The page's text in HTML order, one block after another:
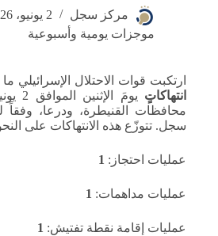
مركز سجل
2 يونيو، 2026
موجزات يومية وأسبوعية
ارتكبت قوات الاحتلال الإسرائيلي
انتهاكاتٍ
محافظات القنيطرة، ودرعا، وفقاً
سجل. تتوزّع هذه الانتهاكات على
عمليات احتجاز: 1
عمليات مداهمات: 1
عمليات إقامة نقطة تفتيش: 1